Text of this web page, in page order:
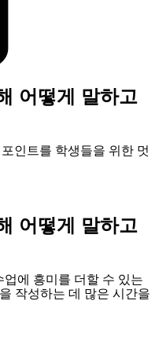
어떻게 말하고
인트를 학생들을 위한 멋
어떻게 말하고
에 흥미를 더할 수 있는
작성하는 데 많은 시간을